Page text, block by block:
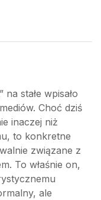
stałe wpisało
Choć dziś
inaczej niż
to konkretne
związane z
To właśnie on,
ale